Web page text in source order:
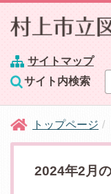
サイトマップ
サイト内検索
トップページ
2024年2月